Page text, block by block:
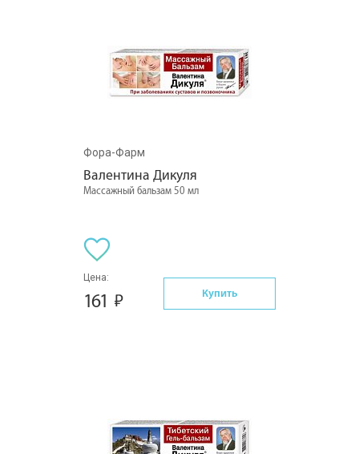
Фора-Фарм
Валентина Дикуля
Массажный бальзам 50 мл
Цена:
161 Купить